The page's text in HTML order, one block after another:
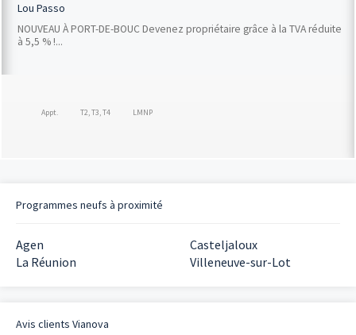
Lou Passo
NOUVEAU À PORT-DE-BOUC Devenez propriétaire grâce à la TVA réduite
à 5,5 % !...
Appt. T2, T3, T4 LMNP
Programmes neufs à proximité
Agen
Casteljaloux
La Réunion
Villeneuve-sur-Lot
Avis clients Vianova